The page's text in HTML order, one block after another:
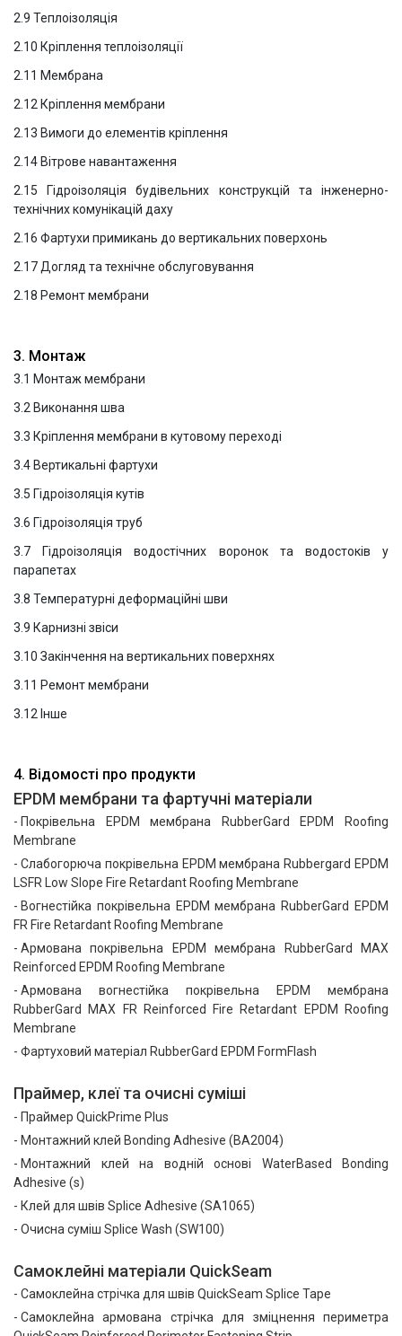
2.9 Теплоізоляція
2.10 Кріплення теплоізоляції
2.11 Мембрана
2.12 Кріплення мембрани
2.13 Вимоги до елементів кріплення
2.14 Вітрове навантаження
2.15 Гідроізоляція будівельних конструкцій та інженерно-
технічних комунікацій даху
2.16 Фартухи примикань до вертикальних поверхонь
2.17 Догляд та технічне обслуговування
2.18 Ремонт мембрани
3. Монтаж
3.1 Монтаж мембрани
3.2 Виконання шва
3.3 Кріплення мембрани в кутовому переході
3.4 Вертикальні фартухи
3.5 Гідроізоляція кутів
3.6 Гідроізоляція труб
3.7 Гідроізоляція водостічних воронок та водостоків у
парапетах
3.8 Температурні деформаційні шви
3.9 Карнизні звіси
3.10 Закінчення на вертикальних поверхнях
3.11 Ремонт мембрани
3.12 Інше
4. Відомості про продукти
EPDM мембрани та фартучні матеріали
Покрівельна EPDM мембрана RubberGard EPDM Roofing
Membrane
Слабогорюча покрівельна EPDM мембрана Rubbergard EPDM
LSFR Low Slope Fire Retardant Roofing Membrane
Вогнестійка покрівельна EPDM мембрана RubberGard EPDM
FR Fire Retardant Roofing Membrane
Армована покрівельна EPDM мембрана RubberGard MAX
Reinforced EPDM Roofing Membrane
Армована вогнестійка покрівельна EPDM мембрана
RubberGard MAX FR Reinforced Fire Retardant EPDM Roofing
Membrane
Фартуховий матеріал RubberGard EPDM FormFlash
Праймер, клеї та очисні суміші
Праймер QuickPrime Plus
Монтажний клей Bonding Adhesive (BA2004)
Монтажний клей на водній основі WaterBased Bonding
Adhesive (s)
Клей для швів Splice Adhesive (SA1065)
Очисна суміш Splice Wash (SW100)
Самоклейні матеріали QuickSeam
Самоклейна стрічка для швів QuickSeam Splice Tape
Самоклейна армована стрічка для зміцнення периметра